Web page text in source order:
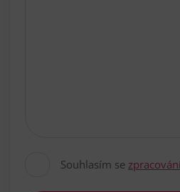
Souhlasím se